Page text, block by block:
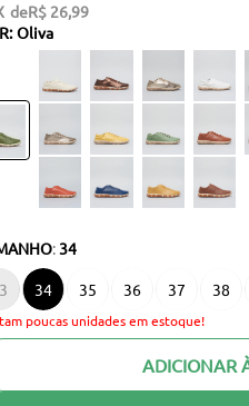
R$ 26,99
: Oliva
: 34
34 35 36 37 38
poucas unidades em estoque!
ADICIONAR